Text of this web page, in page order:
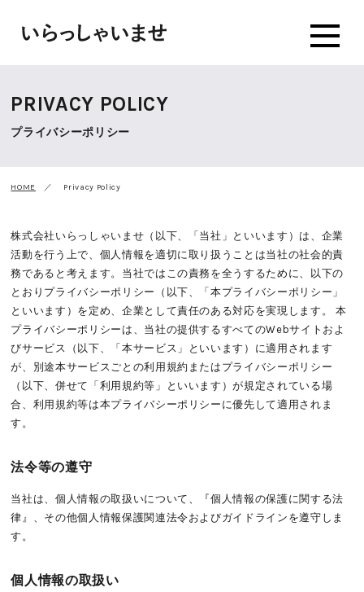
PRIVACY POLICY
プライバシーポリシー
HOME Privacy Policy
株式会社いらっしゃいませ（以下、「当社」といいます）は、企業
活動を行う上で、個人情報を適切に取り扱うことは当社の社会的責
務であると考えます。当社ではこの責務を全うするために、以下の
とおりプライバシーポリシー（以下、「本プライバシーポリシー」
といいます）を定め、企業として責任のある対応を実現します。 本
プライバシーポリシーは、当社の提供するすべてのWebサイトおよ
びサービス（以下、「本サービス」といいます）に適用されます
が、別途本サービスごとの利用規約またはプライバシーポリシー
（以下、併せて「利用規約等」といいます）が規定されている場
合、利用規約等は本プライバシーポリシーに優先して適用されま
す。
法令等の遵守
当社は、個人情報の取扱いについて、『個人情報の保護に関する法
律』、その他個人情報保護関連法令およびガイドラインを遵守しま
す。
個人情報の取扱い